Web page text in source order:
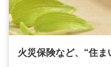
火災保険など、“住